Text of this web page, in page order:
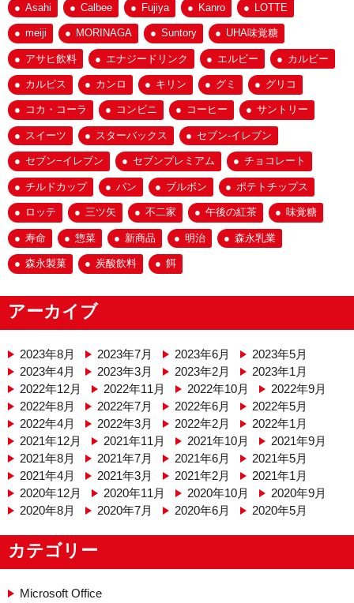
Asahi Calbee Fujiya Kanro LOTTE
meiji MORINAGA Suntory UHA味覚糖
アサヒ飲料 エナジードリンク エルビー カルビー
カルピス カンロ キリン グミ グリコ
コカ・コーラ コンビニ コーヒー サントリー
スイーツ スターバックス セブン-イレブン
セブン−イレブン セブンプレミアム チョコレート
チルドカップ パン ブルボン ポテトチップス
ロッテ 三ツ矢 不二家 午後の紅茶 味覚糖
寿命 惣菜 新商品 明治 森永乳業
森永製菓 炭酸飲料 餌
アーカイブ
2023年8月 2023年7月 2023年6月
2023年5月
2023年4月
2023年3月 2023年2月
2023年1月
2022年12月
2022年11月 2022年10月
2022年9月
2022年8月
2022年7月 2022年6月
2022年5月
2022年4月
2022年3月 2022年2月
2022年1月
2021年12月
2021年11月 2021年10月
2021年9月
2021年8月
2021年7月 2021年6月
2021年5月
2021年4月
2021年3月 2021年2月
2021年1月
2020年12月
2020年11月 2020年10月
2020年9月
2020年8月
2020年7月 2020年6月 2020年5月
カテゴリー
Microsoft Office